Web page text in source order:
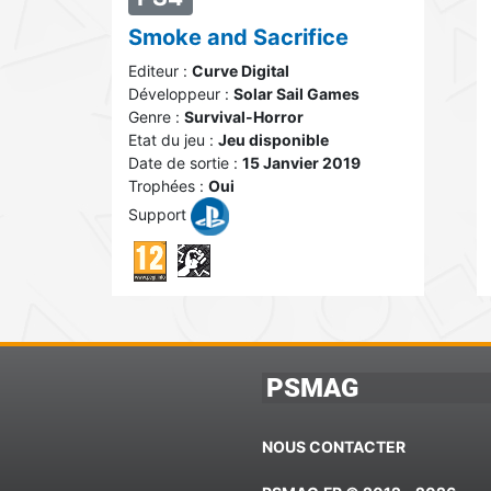
Smoke and Sacrifice
Editeur : Curve Digital
Développeur : Solar Sail Games
Genre : Survival-Horror
Etat du jeu : Jeu disponible
Date de sortie : 15 Janvier 2019
Trophées : Oui
Support
PSMAG
NOUS CONTACTER